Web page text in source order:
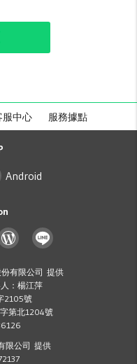
服中心 服務據點
Android
有限公司 提供
：楊江萍
2105號
第北1204號
限公司 提供